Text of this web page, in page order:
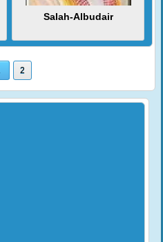
Salah-Albudair
2